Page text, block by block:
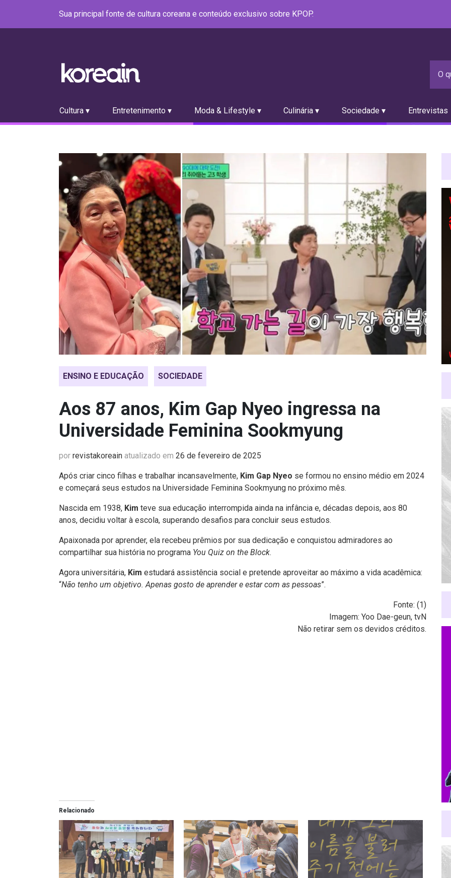
Sua principal fonte de cultura coreana e conteúdo exclusivo sobre KPOP.
Cultura ▾ Entretenimento ▾ Moda & Lifestyle ▾ Culinária ▾ Sociedade ▾ Entrevistas
ENSINO E EDUCAÇÃO SOCIEDADE
Aos 87 anos, Kim Gap Nyeo ingressa na
Universidade Feminina Sookmyung
por revistakoreain atualizado em 26 de fevereiro de 2025
Após criar cinco filhas e trabalhar incansavelmente, Kim Gap Nyeo se formou no ensino médio em 2024
e começará seus estudos na Universidade Feminina Sookmyung no próximo mês.
Nascida em 1938, Kim teve sua educação interrompida ainda na infância e, décadas depois, aos 80
anos, decidiu voltar à escola, superando desafios para concluir seus estudos.
Apaixonada por aprender, ela recebeu prêmios por sua dedicação e conquistou admiradores ao
compartilhar sua história no programa You Quiz on the Block.
Agora universitária, Kim estudará assistência social e pretende aproveitar ao máximo a vida acadêmica:
“Não tenho um objetivo. Apenas gosto de aprender e estar com as pessoas”.
Fonte: (1)
Imagem: Yoo Dae-geun, tvN
Não retirar sem os devidos créditos.
Relacionado